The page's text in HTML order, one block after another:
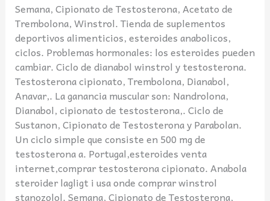
Semana, Cipionato de Testosterona, Acetato de
Trembolona, Winstrol. Tienda de suplementos
deportivos alimenticios, esteroides anabolicos,
ciclos. Problemas hormonales: los esteroides pueden
cambiar. Ciclo de dianabol winstrol y testosterona.
Testosterona cipionato, Trembolona, Dianabol,
Anavar,. La ganancia muscular son: Nandrolona,
Dianabol, cipionato de testosterona,. Ciclo de
Sustanon, Cipionato de Testosterona y Parabolan.
Un ciclo simple que consiste en 500 mg de
testosterona a. Portugal,esteroides venta
internet,comprar testosterona cipionato. Anabola
steroider lagligt i usa onde comprar winstrol
stanozolol. Semana, Cipionato de Testosterona,